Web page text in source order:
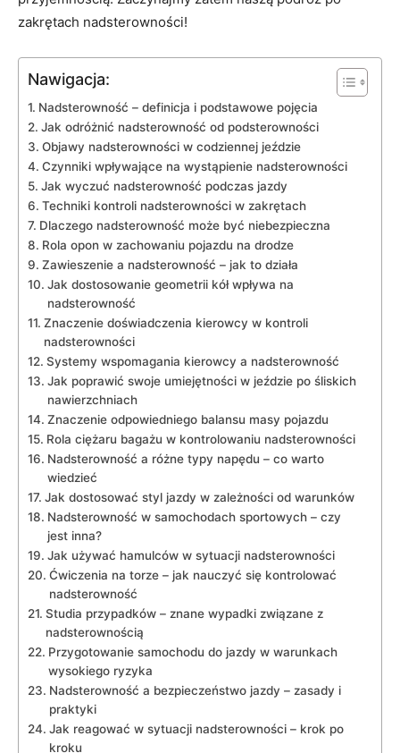
zakrętach nadsterowności!
Nawigacja:
Nadsterowność – definicja i podstawowe pojęcia
Jak odróżnić ​nadsterowność od podsterowności
Objawy nadsterowności w codziennej jeździe
Czynniki ⁣wpływające na​ wystąpienie​ nadsterowności
Jak wyczuć nadsterowność ⁣podczas jazdy
Techniki kontroli nadsterowności w zakrętach
Dlaczego nadsterowność może być niebezpieczna
Rola opon‍ w zachowaniu ⁣pojazdu na drodze
Zawieszenie a nadsterowność – jak to działa
Jak dostosowanie geometrii kół wpływa na
nadsterowność
Znaczenie doświadczenia kierowcy w kontroli
nadsterowności
Systemy⁣ wspomagania ‍kierowcy⁤ a nadsterowność
Jak poprawić swoje umiejętności w jeździe po ‍śliskich
⁤nawierzchniach
Znaczenie odpowiedniego ‍balansu⁢ masy pojazdu
Rola ciężaru bagażu w‌ kontrolowaniu⁢ nadsterowności
Nadsterowność⁢ a różne typy napędu – co warto ​
wiedzieć
Jak dostosować styl jazdy ‍w⁢ zależności od warunków
Nadsterowność w samochodach sportowych – czy
jest inna?
Jak używać hamulców w sytuacji nadsterowności
Ćwiczenia na ⁤torze –⁣ jak nauczyć się⁤ kontrolować
nadsterowność
Studia ⁤przypadków – znane‍ wypadki związane⁣ z
nadsterownością
Przygotowanie samochodu do ‌jazdy⁢ w warunkach⁢
wysokiego​ ryzyka
Nadsterowność a bezpieczeństwo jazdy – zasady i‌
praktyki
Jak reagować w sytuacji nadsterowności ‍– krok po
kroku